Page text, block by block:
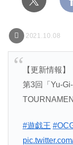
2021.10.08
【更新情報
第3回「Yu-
#遊戯王